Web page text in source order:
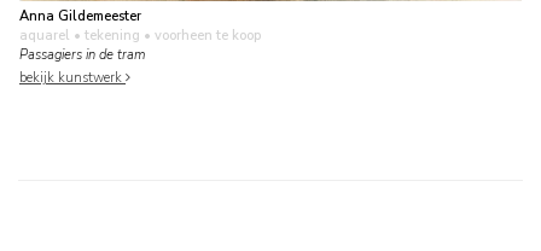
Anna Gildemeester
aquarel • tekening • voorheen te koop
Passagiers in de tram
bekijk kunstwerk